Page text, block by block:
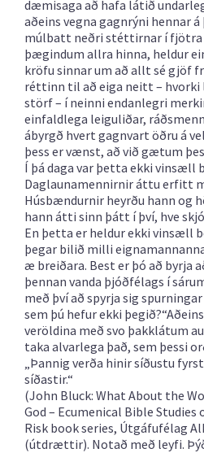
dæmisaga að hafa látið
aðeins vegna gagnrýni hennar
múlbatt neðri stéttirnar í
þægindum allra hinna, heldur
kröfu sinnar um að allt sé gjöf
réttinn til að eiga neitt – hvorki
störf – í neinni endanlegri
einfaldlega leiguliðar,
ábyrgð hvert gagnvart öðru á
þess er vænst, að við gætum
Í þá daga var þetta ekki vinsæll
Daglaunamennirnir áttu erfitt
Húsbændurnir heyrðu hann og
hann átti sinn þátt í því, hve
En þetta er heldur ekki vinsæll
þegar bilið milli
æ breiðara. Best er þó að byrja
þennan vanda þjóðfélags í
með því að spyrja sig
sem þú hefur ekki
veröldina með svo þakklátum
taka alvarlega það, sem þessi
„Þannig verða hinir síðustu
síðastir.“
(John Bluck: What About the
God – Ecumenical Bible Studies
Risk book series, Útgáfufélag
(útdrættir). Notað með leyfi.